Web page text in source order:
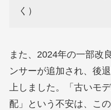
く）
また、2024年の一部改
ンサーが追加され、後
上しました。「古いモ
配」という不安は、こ